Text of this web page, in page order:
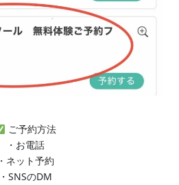
ご予約方法
・お電話
・ネット予約
・SNSのDM